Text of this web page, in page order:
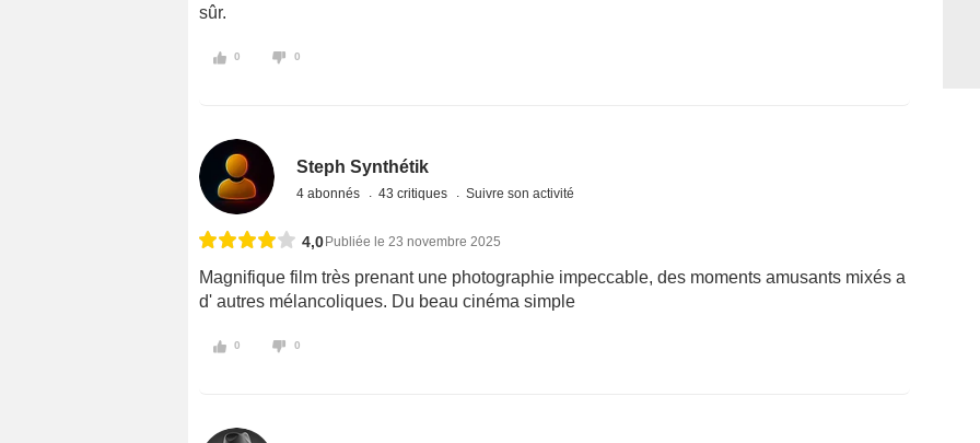
sûr.
0 0
Steph Synthétik
4 abonnés 43 critiques Suivre son activité
4,0 Publiée le 23 novembre 2025
Magnifique film très prenant une photographie impeccable, des moments amusants mixés a
d' autres mélancoliques. Du beau cinéma simple
0 0